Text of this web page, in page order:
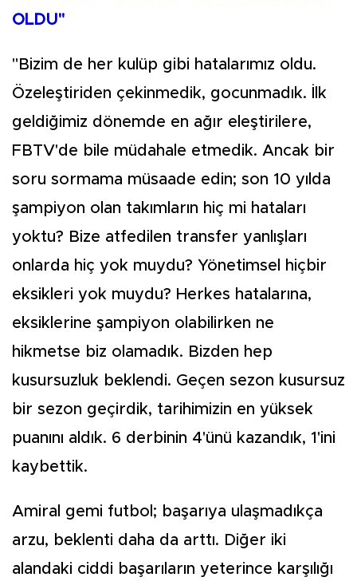
OLDU"
"Bizim de her kulüp gibi hatalarımız oldu.
Özeleştiriden çekinmedik, gocunmadık. İlk
geldiğimiz dönemde en ağır eleştirilere,
FBTV'de bile müdahale etmedik. Ancak bir
soru sormama müsaade edin; son 10 yılda
şampiyon olan takımların hiç mi hataları
yoktu? Bize atfedilen transfer yanlışları
onlarda hiç yok muydu? Yönetimsel hiçbir
eksikleri yok muydu? Herkes hatalarına,
eksiklerine şampiyon olabilirken ne
hikmetse biz olamadık. Bizden hep
kusursuzluk beklendi. Geçen sezon kusursuz
bir sezon geçirdik, tarihimizin en yüksek
puanını aldık. 6 derbinin 4'ünü kazandık, 1'ini
kaybettik.
Amiral gemi futbol; başarıya ulaşmadıkça
arzu, beklenti daha da arttı. Diğer iki
alandaki ciddi başarıların yeterince karşılığı